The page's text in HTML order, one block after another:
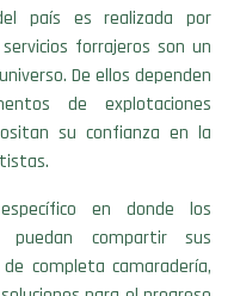
país es realizada por
forrajeros son un
De ellos dependen
de explotaciones
su confianza en la
en donde los
compartir sus
completa camaradería,